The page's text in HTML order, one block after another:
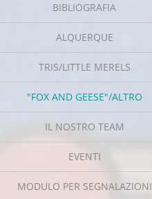
BIBLIOGRAFIA
ALQUERQUE
TRIS/LITTLE MERELS
"FOX AND GEESE"/ALTRO
IL NOSTRO TEAM
EVENTI
MODULO PER SEGNALAZIONI